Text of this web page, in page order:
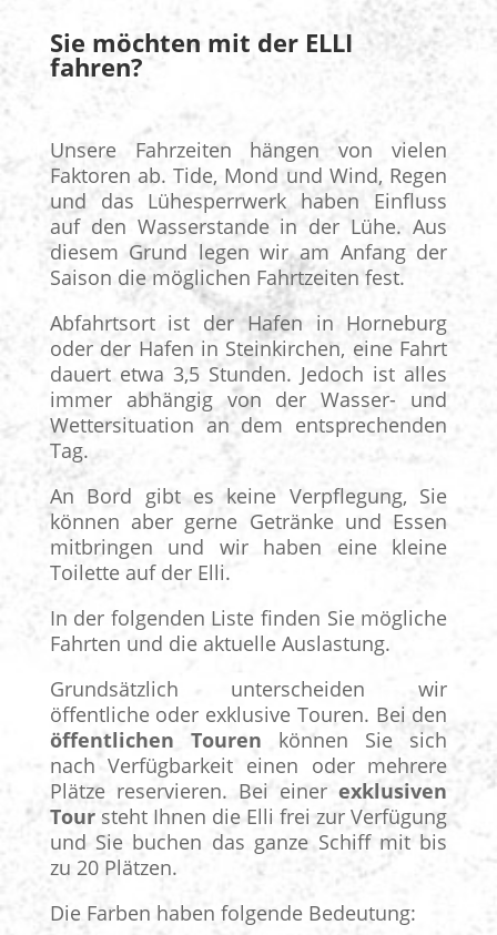
Sie möchten mit der ELLI
fahren?
Unsere Fahrzeiten hängen von vielen
Faktoren ab. Tide, Mond und Wind, Regen
und das Lühesperrwerk haben Einfluss
auf den Wasserstande in der Lühe. Aus
diesem Grund legen wir am Anfang der
Saison die möglichen Fahrtzeiten fest.
Abfahrtsort ist der Hafen in Horneburg
oder der Hafen in Steinkirchen, eine Fahrt
dauert etwa 3,5 Stunden. Jedoch ist alles
immer abhängig von der Wasser- und
Wettersituation an dem entsprechenden
Tag.
An Bord gibt es keine Verpflegung, Sie
können aber gerne Getränke und Essen
mitbringen und wir haben eine kleine
Toilette auf der Elli.
In der folgenden Liste finden Sie mögliche
Fahrten und die aktuelle Auslastung.
Grundsätzlich unterscheiden wir
öffentliche oder exklusive Touren. Bei den
öffentlichen Touren können Sie sich
nach Verfügbarkeit einen oder mehrere
Plätze reservieren. Bei einerexklusiven
Toursteht Ihnen die Elli frei zur Verfügung
und Sie buchen das ganze Schiff mit bis
zu 20 Plätzen.
Die Farben haben folgende Bedeutung: